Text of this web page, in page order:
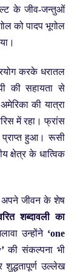
के जीव-जन्तुओं
को पादप भूगोल
करके धरातल
की सहायता से
की यात्रा
में रहा। फ्रांस
प्राप्त हुआ। रूसी
क्षेत्र के धात्विक
अपने जीवन के शेष
शब्दावली का
उन्होंने ‘one
की संकल्पना भी
शुद्धतापूर्ण उल्लेख